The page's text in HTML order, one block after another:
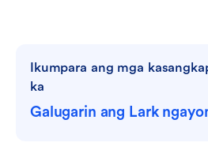
Ikumpara ang mga
ka
Galugarin ang Lark